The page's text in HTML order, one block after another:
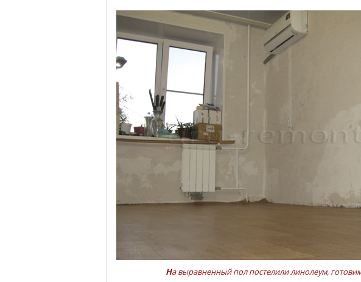
На выравненный пол постелили линолеум,